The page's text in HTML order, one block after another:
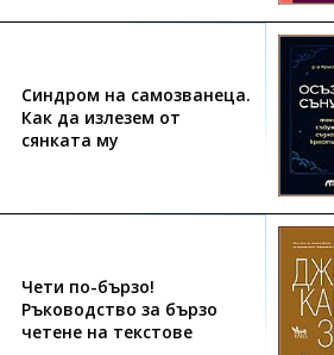
Синдром на самозванеца.
Как да излезем от
сянката му
Чети по-бързо!
Ръководство за бързо
четене на текстове